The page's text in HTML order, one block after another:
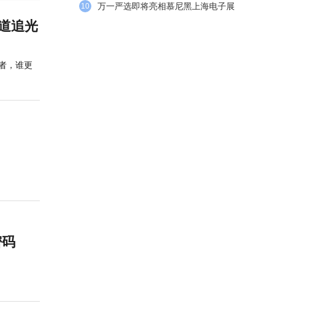
追光
，谁更
10 万一严选即将亮相慕尼黑上海电子展